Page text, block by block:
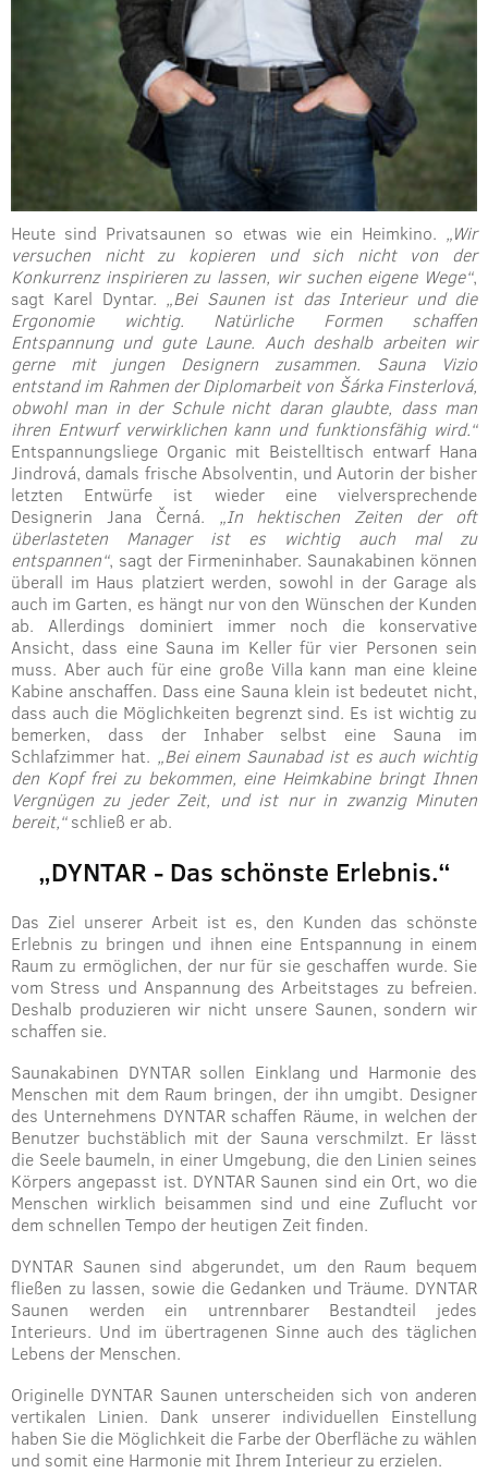
Heute sind Privatsaunen so etwas wie ein Heimkino. „Wir
versuchen nicht zu kopieren und sich nicht von der
Konkurrenz inspirieren zu lassen, wir suchen eigene Wege“,
sagt Karel Dyntar. „Bei Saunen ist das Interieur und die
Ergonomie wichtig. Natürliche Formen schaffen
Entspannung und gute Laune. Auch deshalb arbeiten wir
gerne mit jungen Designern zusammen. Sauna Vizio
entstand im Rahmen der Diplomarbeit von Šárka Finsterlová,
obwohl man in der Schule nicht daran glaubte, dass man
ihren Entwurf verwirklichen kann und funktionsfähig wird.“
Entspannungsliege Organic mit Beistelltisch entwarf Hana
Jindrová, damals frische Absolventin, und Autorin der bisher
letzten Entwürfe ist wieder eine vielversprechende
Designerin Jana Černá. „In hektischen Zeiten der oft
überlasteten Manager ist es wichtig auch mal zu
entspannen“, sagt der Firmeninhaber. Saunakabinen können
überall im Haus platziert werden, sowohl in der Garage als
auch im Garten, es hängt nur von den Wünschen der Kunden
ab. Allerdings dominiert immer noch die konservative
Ansicht, dass eine Sauna im Keller für vier Personen sein
muss. Aber auch für eine große Villa kann man eine kleine
Kabine anschaffen. Dass eine Sauna klein ist bedeutet nicht,
dass auch die Möglichkeiten begrenzt sind. Es ist wichtig zu
bemerken, dass der Inhaber selbst eine Sauna im
Schlafzimmer hat. „Bei einem Saunabad ist es auch wichtig
den Kopf frei zu bekommen, eine Heimkabine bringt Ihnen
Vergnügen zu jeder Zeit, und ist nur in zwanzig Minuten
bereit,“schließ er ab.
„DYNTAR - Das schönste Erlebnis.“
Das Ziel unserer Arbeit ist es, den Kunden das schönste
Erlebnis zu bringen und ihnen eine Entspannung in einem
Raum zu ermöglichen, der nur für sie geschaffen wurde. Sie
vom Stress und Anspannung des Arbeitstages zu befreien.
Deshalb produzieren wir nicht unsere Saunen, sondern wir
schaffen sie.
Saunakabinen DYNTAR sollen Einklang und Harmonie des
Menschen mit dem Raum bringen, der ihn umgibt. Designer
des Unternehmens DYNTAR schaffen Räume, in welchen der
Benutzer buchstäblich mit der Sauna verschmilzt. Er lässt
die Seele baumeln, in einer Umgebung, die den Linien seines
Körpers angepasst ist. DYNTAR Saunen sind ein Ort, wo die
Menschen wirklich beisammen sind und eine Zuflucht vor
dem schnellen Tempo der heutigen Zeit finden.
DYNTAR Saunen sind abgerundet, um den Raum bequem
fließen zu lassen, sowie die Gedanken und Träume. DYNTAR
Saunen werden ein untrennbarer Bestandteil jedes
Interieurs. Und im übertragenen Sinne auch des täglichen
Lebens der Menschen.
Originelle DYNTAR Saunen unterscheiden sich von anderen
vertikalen Linien. Dank unserer individuellen Einstellung
haben Sie die Möglichkeit die Farbe der Oberfläche zu wählen
und somit eine Harmonie mit Ihrem Interieur zu erzielen.